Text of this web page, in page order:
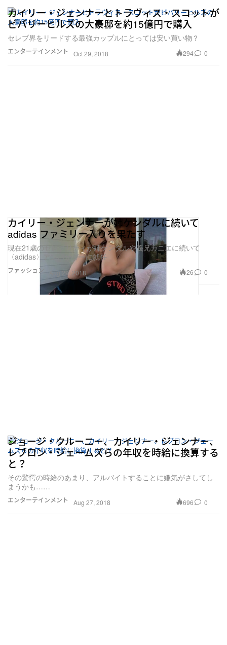
エンターテインメント
カイリー・ジェンナーとトラヴィス・スコットが
ビバリーヒルズの大豪邸を約15億円で購入
セレブ界をリードする最強カップルにとっては安い買い物？
Oct 29, 2018 294 0
ファッション
カイリー・ジェンナーが姉ケンダルに続いて
adidas ファミリー入りを果たす
現在21歳のセレブリティが姉ケンダルや義兄カニエに続いて
〈adidas〉アンバサダーに就任
Aug 29, 2018 26 0
エンターテインメント
ジョージ・クルーニー、カイリー・ジェンナー、
レブロン・ジェームズらの年収を時給に換算する
と？
その驚愕の時給のあまり、アルバイトすることに嫌気がさしてし
まうかも……
Aug 27, 2018 696 0